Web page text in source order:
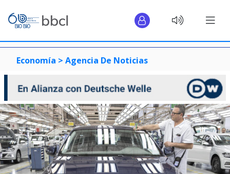
Economía > Agencia De Noticias